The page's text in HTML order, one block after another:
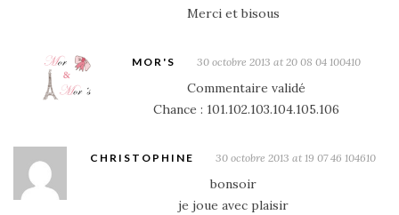
Merci et bisous
MOR'S 30 octobre 2013 at 20 08 04 100410
Commentaire validé
Chance : 101.102.103.104.105.106
CHRISTOPHINE 30 octobre 2013 at 19 07 46 104610
bonsoir
je joue avec plaisir